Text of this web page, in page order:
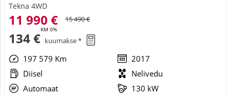
Tekna 4WD
11 990 €
KM 0%
15 490 €
134 € kuumakse *
197 579 Km
2017
Diisel
Nelivedu
Automaat
130 kW